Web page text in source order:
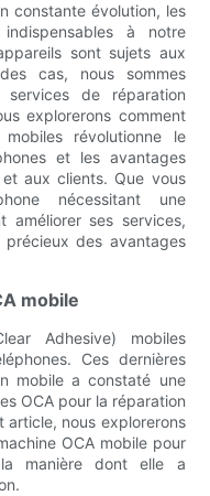
constante évolution, les
à notre
sont sujets aux
cas, nous sommes
de réparation
explorerons comment
révolutionne le
et les avantages
aux clients. Que vous
nécessitant une
améliorer ses services,
des avantages
mobile
Adhesive) mobiles
Ces dernières
mobile a constaté une
OCA pour la réparation
article, nous explorerons
OCA mobile pour
manière dont elle a